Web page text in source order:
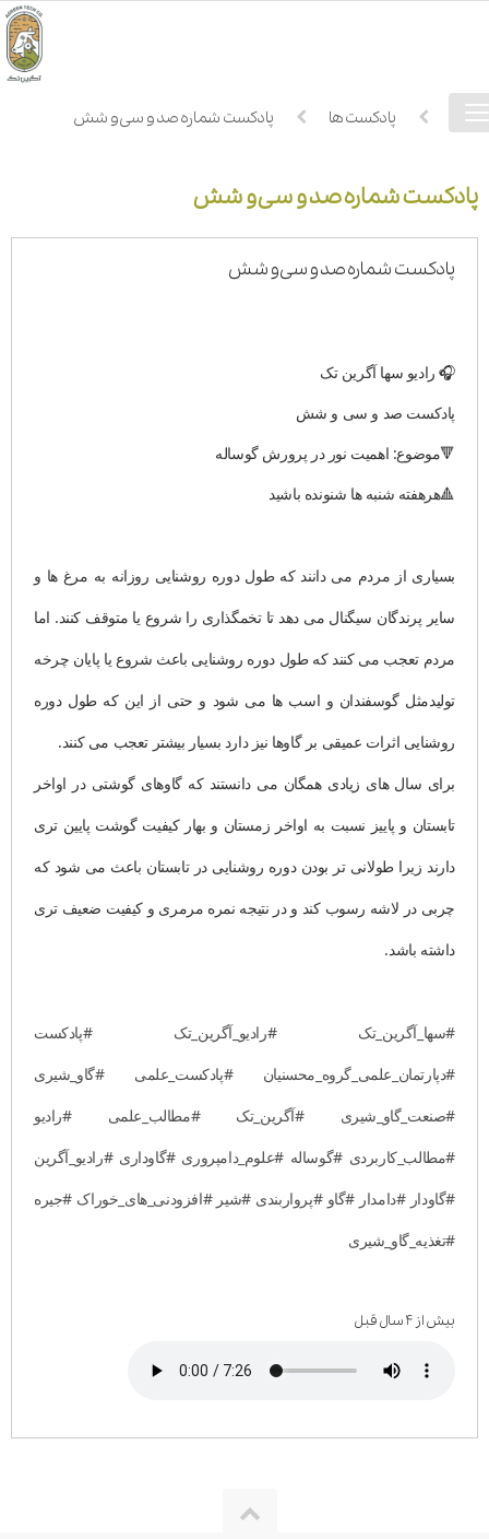
فهرست
دسترسیخانه پادکست ها پادکست شماره صد و سی و شش
پادکست شماره صد و سی و شش
پادکست شماره صد و سی و شش
🎧 رادیو سها آگرین تک
پادکست صد و سی و شش
🔻موضوع: اهمیت نور در پرورش گوساله
🔺هرهفته شنبه ها شنونده باشید
بسیاری از مردم می دانند که طول دوره روشنایی روزانه به مرغ ها و
سایر پرندگان سیگنال می دهد تا تخمگذاری را شروع یا متوقف کنند. اما
مردم تعجب می کنند که طول دوره روشنایی باعث شروع یا پایان چرخه
تولیدمثل گوسفندان و اسب ها می شود و حتی از این که طول دوره
روشنایی اثرات عمیقی بر گاوها نیز دارد بسیار بیشتر تعجب می کنند.
برای سال های زیادی همگان می دانستند که گاوهای گوشتی در اواخر
تابستان و پاییز نسبت به اواخر زمستان و بهار کیفیت گوشت پایین تری
دارند زیرا طولانی تر بودن دوره روشنایی در تابستان باعث می شود که
چربی در لاشه رسوب کند و در نتیجه نمره مرمری و کیفیت ضعیف تری
داشته باشد.
#سها_آگرین_تک #رادیو_آگرین_تک #پادکست
#دپارتمان_علمی_گروه_محسنیان #پادکست_علمی #گاو_شیری
#صنعت_گاو_شیری #آگرین_تک #مطالب_علمی #رادیو
#مطالب_کاربردی #گوساله #علوم_دامپروری #گاوداری #رادیو_آگرین
#گاودار #دامدار #گاو #پرواربندی #شیر #افزودنی_های_خوراک #جیره
#تغذیه_گاو_شیری
بیش از ۴ سال قبل